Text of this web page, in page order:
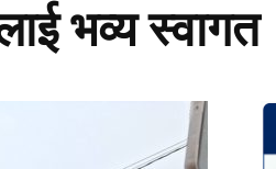
भव्य स्वागत